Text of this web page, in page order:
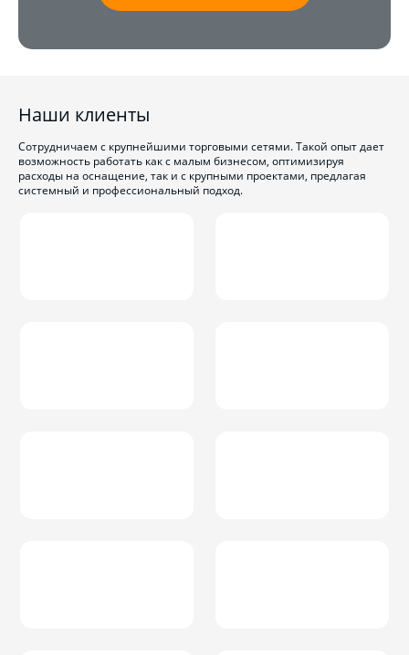
Наши клиенты
Сотрудничаем с крупнейшими торговыми сетями. Такой опыт дает
возможность работать как с малым бизнесом, оптимизируя
расходы на оснащение, так и с крупными проектами, предлагая
системный и профессиональный подход.